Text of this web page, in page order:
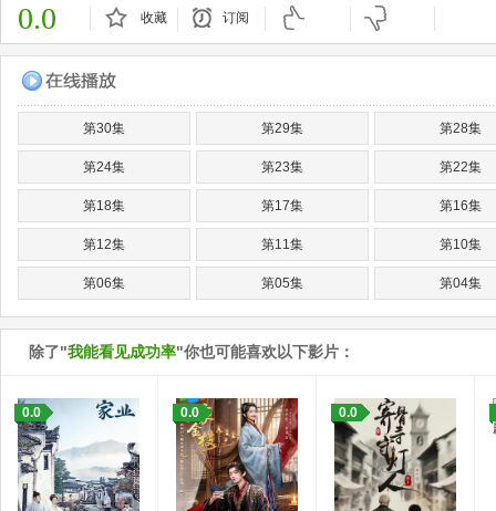
0.0 收藏 订阅
第30集 第29集 第28集
第24集 第23集 第22集
第18集 第17集 第16集
第12集 第11集 第10集
第06集 第05集 第04集
除了"我能看见成功率"你也可能喜欢以下影片：
0.0 0.0 0.0